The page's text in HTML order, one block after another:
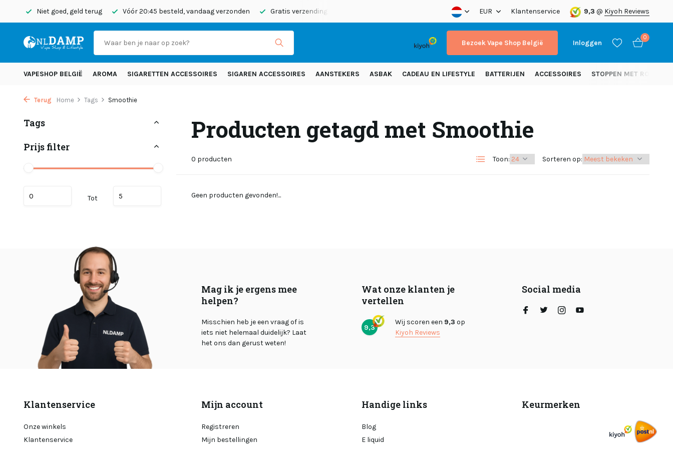
Niet goed, geld terug Vóór 20:45 besteld, vandaag verzonden Gratis verzending vanaf 50 euro (NL) EUR Klantenservice 9,3 @ Kiyoh Reviews
Bezoek Vape Shop België Inloggen
0
VAPESHOP BELGIË AROMA SIGARETTEN ACCESSOIRES SIGAREN ACCESSOIRES AANSTEKERS ASBAK CADEAU EN LIFESTYLE BATTERIJEN ACCESSOIRES STOPPEN MET ROKEN
Terug Home Tags Smoothie
Tags
Prijs filter
Tot
Producten getagd met Smoothie
0 producten Toon: Sorteren op:
Geen producten gevonden!...
Mag ik je ergens mee
helpen?
Misschien heb je een vraag of is
iets niet helemaal duidelijk? Laat
het ons dan gerust weten!
Wat onze klanten je
vertellen
9,3
Wij scoren een 9,3 op
Kiyoh Reviews
Social media
Klantenservice
Onze winkels
Klantenservice
Mijn account
Registreren
Mijn bestellingen
Handige links
Blog
E liquid
Keurmerken